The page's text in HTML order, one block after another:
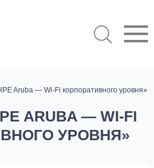
Aruba — Wi-Fi корпоративного уровня»
ARUBA — WI-FI
УРОВНЯ»